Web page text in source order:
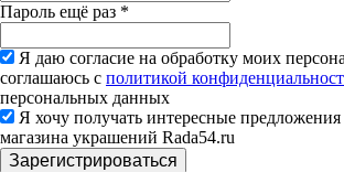
Пароль ещё раз *
Я даю согласие на обработку моих
соглашаюсь с политикой
персональных данных
Я хочу получать интересные предложения
магазина украшений Rada54.ru